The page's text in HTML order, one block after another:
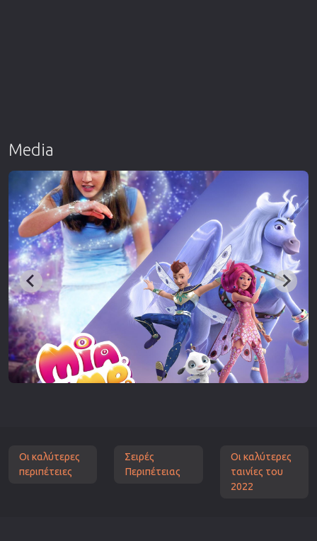
Media
Οι καλύτερες
περιπέτειες
Σειρές
Περιπέτειας
Οι καλύτερες
ταινίες του
2022